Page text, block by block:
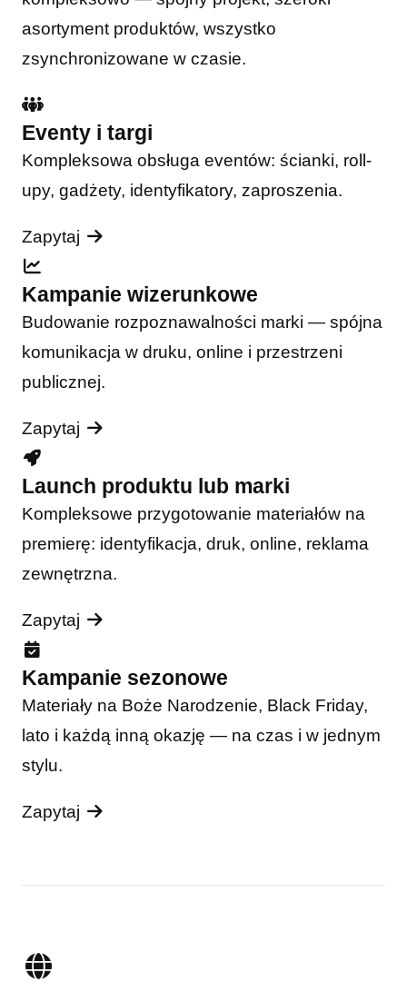
asortyment produktów, wszystko
zsynchronizowane w czasie.
Eventy i targi
Kompleksowa obsługa eventów: ścianki, roll-
upy, gadżety, identyfikatory, zaproszenia.
Zapytaj
Kampanie wizerunkowe
Budowanie rozpoznawalności marki — spójna
komunikacja w druku, online i przestrzeni
publicznej.
Zapytaj
Launch produktu lub marki
Kompleksowe przygotowanie materiałów na
premierę: identyfikacja, druk, online, reklama
zewnętrzna.
Zapytaj
Kampanie sezonowe
Materiały na Boże Narodzenie, Black Friday,
lato i każdą inną okazję — na czas i w jednym
stylu.
Zapytaj